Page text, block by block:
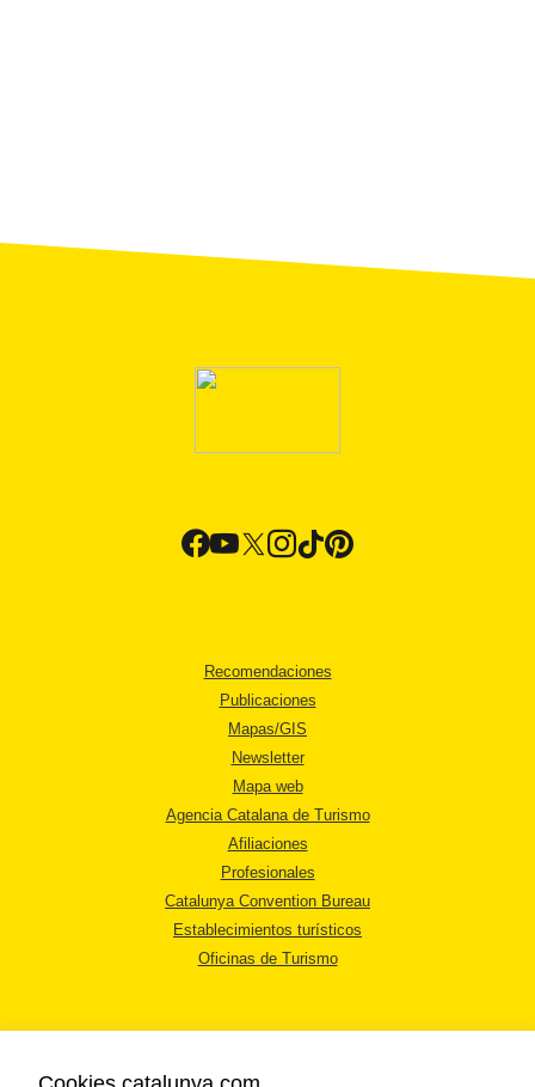
Recomendaciones
Publicaciones
Mapas/GIS
Newsletter
Mapa web
Agencia Catalana de Turismo
Afiliaciones
Profesionales
Catalunya Convention Bureau
Establecimientos turísticos
Oficinas de Turismo